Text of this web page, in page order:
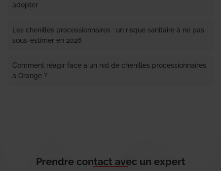
adopter
Les chenilles processionnaires : un risque sanitaire à ne pas
sous-estimer en 2026
Comment réagir face à un nid de chenilles processionnaires
à Orange ?
Prendre contact avec un expert